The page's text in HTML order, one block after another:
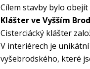
Cílem stavby bylo
Klášter ve Vyšším
Cisterciácký klášter
V interiérech je
vyšebrodského, které